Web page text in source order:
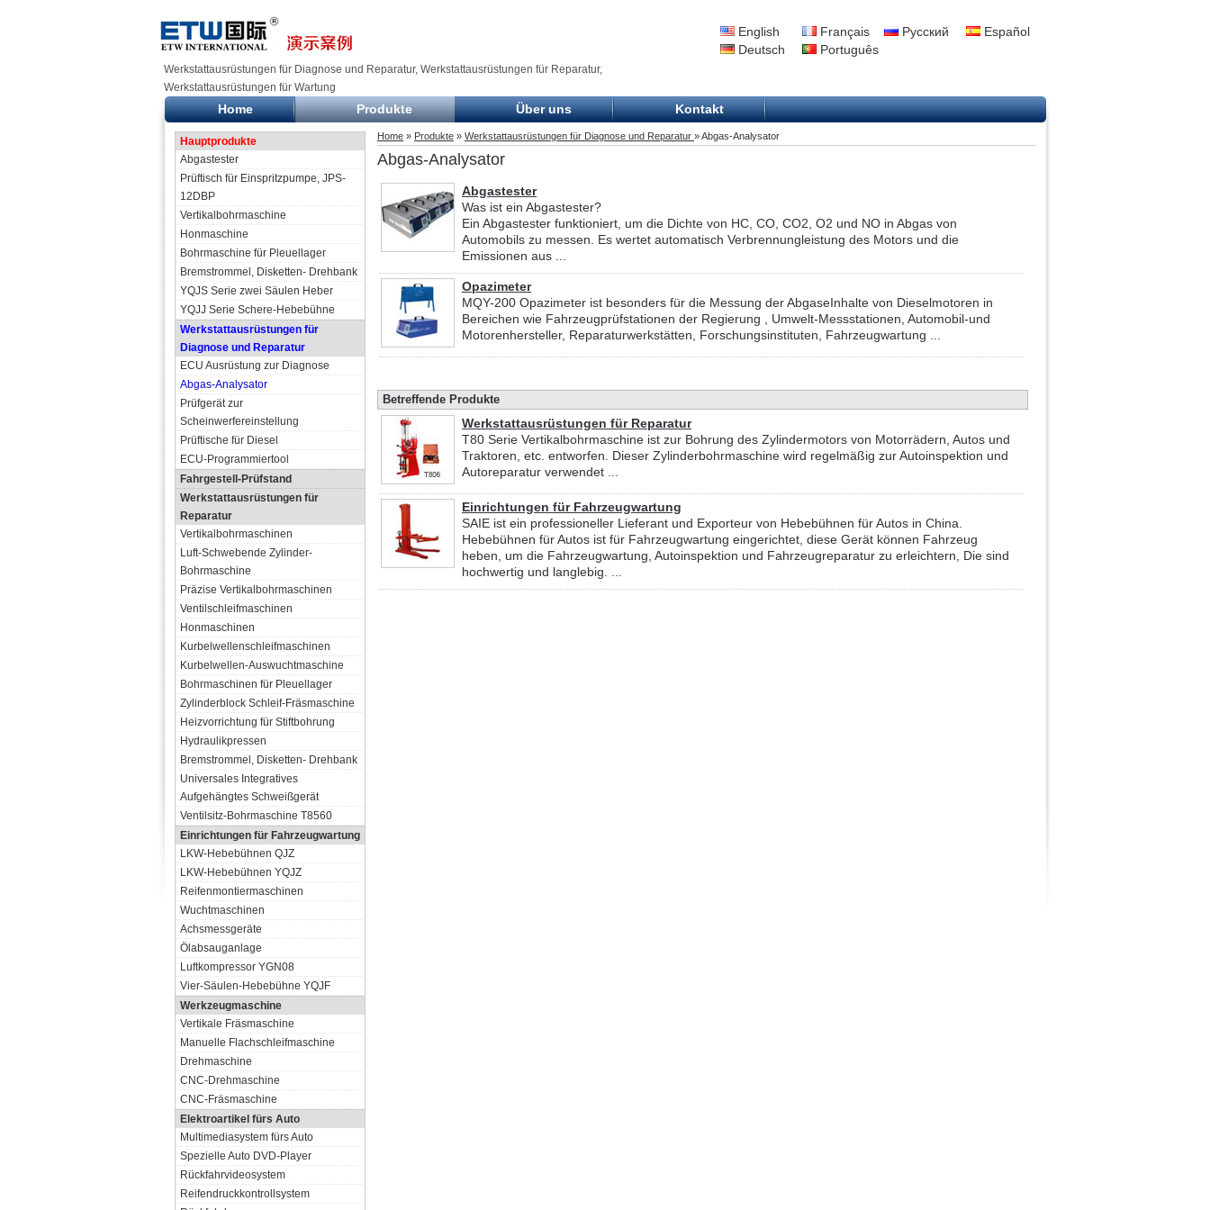
Werkstattausrüstungen für Diagnose und Reparatur, Werkstattausrüstungen für Reparatur,
Werkstattausrüstungen für Wartung
English Français Русский
Español
Deutsch
Português
Home Produkte Über uns Kontakt
Hauptprodukte
Abgastester
Prüftisch für Einspritzpumpe, JPS-
12DBP
Vertikalbohrmaschine
Honmaschine
Bohrmaschine für Pleuellager
Bremstrommel, Disketten- Drehbank
YQJS Serie zwei Säulen Heber
YQJJ Serie Schere-Hebebühne
Werkstattausrüstungen für
Diagnose und Reparatur
ECU Ausrüstung zur Diagnose
Abgas-Analysator
Prüfgerät zur
Scheinwerfereinstellung
Prüftische für Diesel
ECU-Programmiertool
Fahrgestell-Prüfstand
Werkstattausrüstungen für
Reparatur
Vertikalbohrmaschinen
Luft-Schwebende Zylinder-
Bohrmaschine
Präzise Vertikalbohrmaschinen
Ventilschleifmaschinen
Honmaschinen
Kurbelwellenschleifmaschinen
Kurbelwellen-Auswuchtmaschine
Bohrmaschinen für Pleuellager
Zylinderblock Schleif-Fräsmaschine
Heizvorrichtung für Stiftbohrung
Hydraulikpressen
Bremstrommel, Disketten- Drehbank
Universales Integratives
Aufgehängtes Schweißgerät
Ventilsitz-Bohrmaschine T8560
Einrichtungen für Fahrzeugwartung
LKW-Hebebühnen QJZ
LKW-Hebebühnen YQJZ
Reifenmontiermaschinen
Wuchtmaschinen
Achsmessgeräte
Ölabsauganlage
Luftkompressor YGN08
Vier-Säulen-Hebebühne YQJF
Werkzeugmaschine
Vertikale Fräsmaschine
Manuelle Flachschleifmaschine
Drehmaschine
CNC-Drehmaschine
CNC-Fräsmaschine
Elektroartikel fürs Auto
Multimediasystem fürs Auto
Spezielle Auto DVD-Player
Rückfahrvideosystem
Reifendruckkontrollsystem
Home » Produkte » Werkstattausrüstungen für Diagnose und Reparatur » Abgas-Analysator
Abgas-Analysator
Abgastester
Was ist ein Abgastester?
Ein Abgastester funktioniert, um die Dichte von HC, CO, CO2, O2 und NO in Abgas von
Automobils zu messen. Es wertet automatisch Verbrennungleistung des Motors und die
Emissionen aus ...
Opazimeter
MQY-200 Opazimeter ist besonders für die Messung der AbgaseInhalte von Dieselmotoren in
Bereichen wie Fahrzeugprüfstationen der Regierung , Umwelt-Messstationen, Automobil-und
Motorenhersteller, Reparaturwerkstätten, Forschungsinstituten, Fahrzeugwartung ...
Betreffende Produkte
Werkstattausrüstungen für Reparatur
T80 Serie Vertikalbohrmaschine ist zur Bohrung des Zylindermotors von Motorrädern, Autos und
Traktoren, etc. entworfen. Dieser Zylinderbohrmaschine wird regelmäßig zur Autoinspektion und
Autoreparatur verwendet ...
Einrichtungen für Fahrzeugwartung
SAIE ist ein professioneller Lieferant und Exporteur von Hebebühnen für Autos in China.
Hebebühnen für Autos ist für Fahrzeugwartung eingerichtet, diese Gerät können Fahrzeug
heben, um die Fahrzeugwartung, Autoinspektion und Fahrzeugreparatur zu erleichtern, Die sind
hochwertig und langlebig. ...